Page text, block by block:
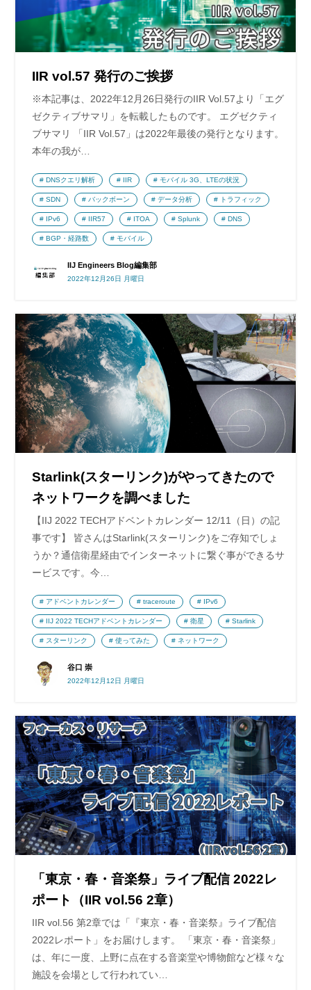
IIR vol.57 発行のご挨拶
※本記事は、2022年12月26日発行のIIR Vol.57より「エグ
ゼクティブサマリ」を転載したものです。 エグゼクティ
ブサマリ 「IIR Vol.57」は2022年最後の発行となります。
本年の我が…
IIJ Engineers Blog編集部
2022年12月26日 月曜日
DNSクエリ解析 IIR モバイル 3G、LTEの状況
SDN バックボーン データ分析 トラフィック
IPv6 IIR57 ITOA Splunk DNS
BGP・経路数 モバイル
Starlink(スターリンク)がやってきたので
ネットワークを調べました
【IIJ 2022 TECHアドベントカレンダー 12/11（日）の記
事です】 皆さんはStarlink(スターリンク)をご存知でしょ
うか？通信衛星経由でインターネットに繋ぐ事ができるサ
ービスです。今…
谷口 崇
2022年12月12日 月曜日
アドベントカレンダー traceroute IPv6
IIJ 2022 TECHアドベントカレンダー 衛星 Starlink
スターリンク 使ってみた ネットワーク
「東京・春・音楽祭」ライブ配信 2022レ
ポート（IIR vol.56 2章）
IIR vol.56 第2章では「『東京・春・音楽祭』ライブ配信
2022レポート」をお届けします。 「東京・春・音楽祭」
は、年に一度、上野に点在する音楽堂や博物館など様々な
施設を会場として行われてい…